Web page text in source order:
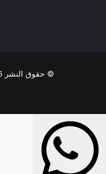
© حقوق النشر 2026، جميع الحقوق محفوظة |